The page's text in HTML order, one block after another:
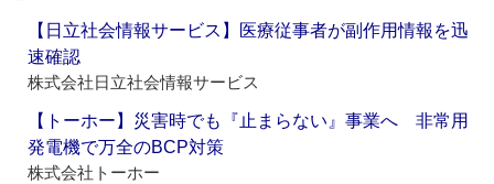
【日立社会情報サービス】医療従事者が副作用情報を迅
速確認
株式会社日立社会情報サービス
【トーホー】災害時でも『止まらない』事業へ 非常用
発電機で万全のBCP対策
株式会社トーホー